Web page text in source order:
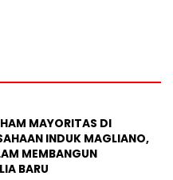
MAYORITAS DI
INDUK MAGLIANO,
MEMBANGUN
BARU